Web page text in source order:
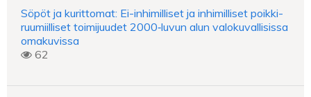
Söpöt ja kurittomat: Ei-inhimilliset ja inhimilliset poikki-
ruumiilliset toimijuudet 2000‑luvun alun valokuvallisissa
omakuvissa
62